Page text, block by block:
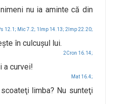
nu ia aminte că din
12.1; Mic 7.2; 1Imp 14.13; 2Imp 22.20;
în culcuşul lui.
2Cron 16.14;
a curvei!
Mat 16.4;
limba? Nu sunteţi